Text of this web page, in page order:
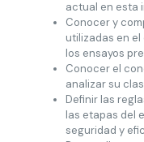
actual en esta
Conocer y
utilizadas en
los ensayos
Conocer el
analizar su
Definir las
las etapas del
seguridad y